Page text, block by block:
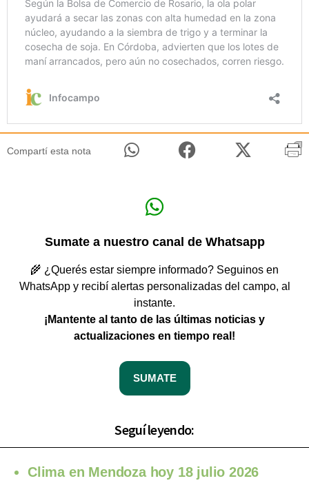
Compartí esta nota
Sumate a nuestro canal de Whatsapp
🌾 ¿Querés estar siempre informado? Seguinos en
WhatsApp y recibí alertas personalizadas del campo, al
instante.
¡Mantente al tanto de las últimas noticias y
actualizaciones en tiempo real!
SUMATE
Seguí leyendo:
Clima en Mendoza hoy 18 julio 2026